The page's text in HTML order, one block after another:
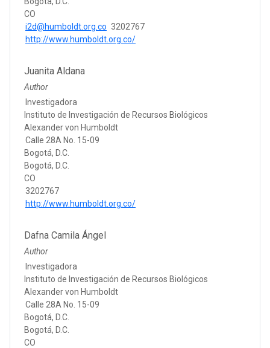
CO
i2d@humboldt.org.co 3202767
http://www.humboldt.org.co/
Juanita Aldana
Author
Investigadora
Instituto de Investigación de Recursos Biológicos
Alexander von Humboldt
Calle 28A No. 15-09
Bogotá, D.C.
Bogotá, D.C.
CO
3202767
http://www.humboldt.org.co/
Dafna Camila Ángel
Author
Investigadora
Instituto de Investigación de Recursos Biológicos
Alexander von Humboldt
Calle 28A No. 15-09
Bogotá, D.C.
Bogotá, D.C.
CO